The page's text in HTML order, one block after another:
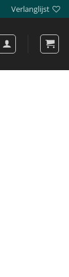
Verlanglijst